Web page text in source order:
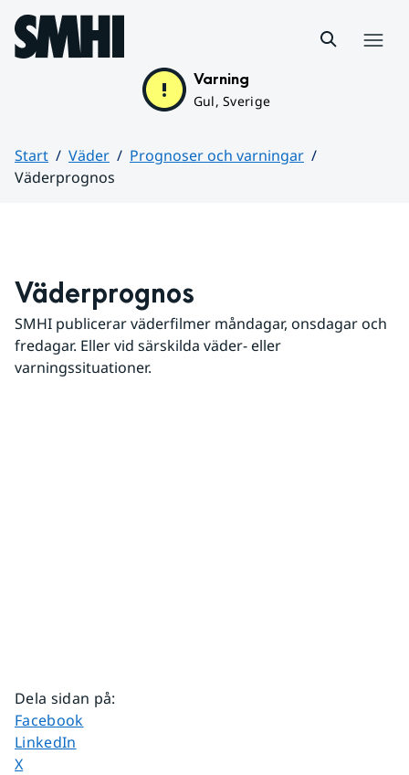
Hoppa till sidans innehåll
Varning
Gul, Sverige
Start Väder
Prognoser och varningar
Väderprognos
Väderprognos
SMHI publicerar väderfilmer måndagar, onsdagar och
fredagar. Eller vid särskilda väder- eller
varningssituationer.
Dela sidan på:
Dela sidan på
Facebook
Dela sidan på
LinkedIn
Dela sidan på
X